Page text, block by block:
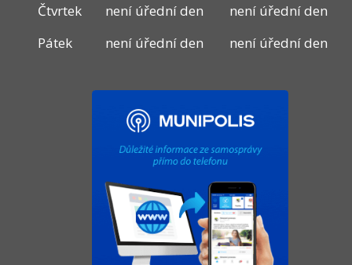
Čtvrtek
není úřední den
není úřední den
Pátek
není úřední den není úřední den